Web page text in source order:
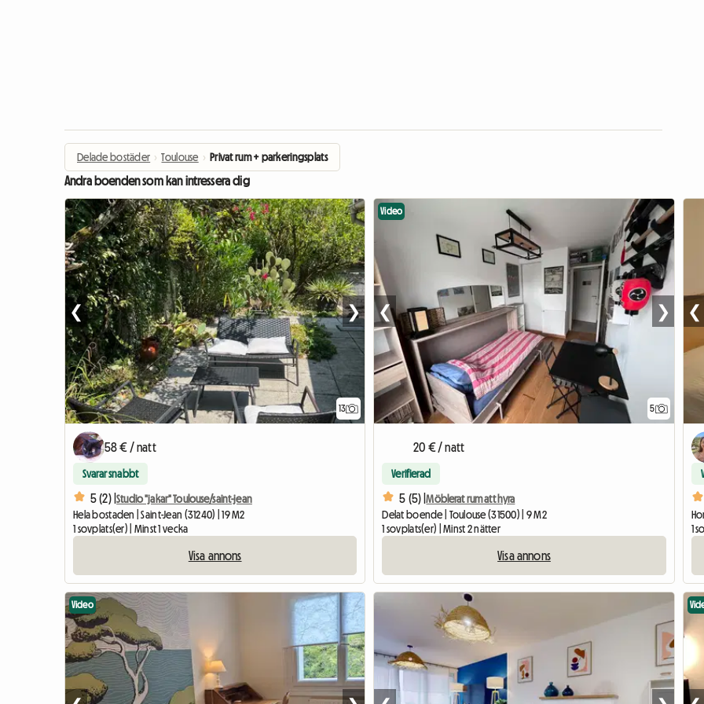
Delade bostäder › Toulouse › Privat rum + parkeringsplats
Andra boenden som kan intressera dig
13
❮ ❯
58 € / natt
Svarar snabbt
5 (2) |Studio "jakar" Toulouse/saint-jean
Hela bostaden | Saint-Jean (31240) | 19 M2
1 sovplats(er) | Minst 1 vecka
Visa annons
5
Video
❮ ❯
20 € / natt
Verifierad
5 (5) |Möblerat rum att hyra
Delat boende | Toulouse (31500) | 9 M2
1 sovplats(er) | Minst 2 nätter
Visa annons
❮
1
Video